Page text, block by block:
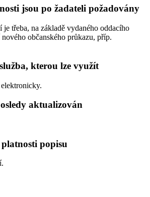
jsou po žadateli požadovány
je třeba, na základě vydaného oddacího
občanského průkazu, příp.
kterou lze využít
aktualizován
popisu